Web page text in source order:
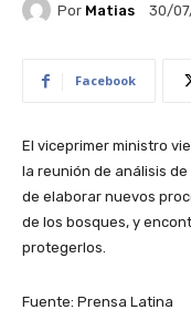
Por Matias 30/
Facebook
El viceprimer ministro
la reunión de análisis
de elaborar nuevos
de los bosques, y
protegerlos.
Fuente: Prensa Latina